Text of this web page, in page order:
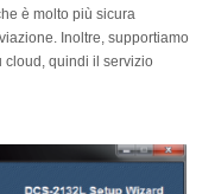
è molto più sicura
Inoltre, supportiamo
cloud, quindi il servizio